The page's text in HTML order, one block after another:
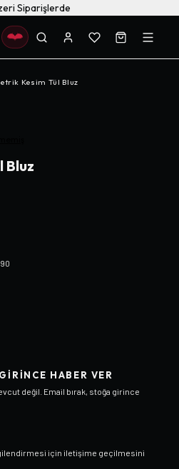
Siparişlerde
Kesim Tül Bluz
Bluz
HABER VER
değil. Email bırak, stoğa girince
için iletişime geçilmesini